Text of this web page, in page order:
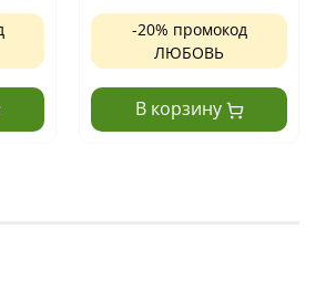
-20% промокод
ЛЮБОВЬ
В корзину